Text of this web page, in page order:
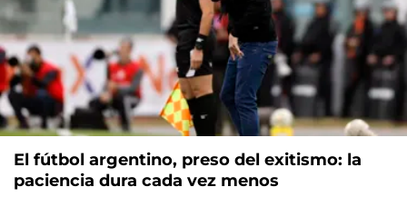
El fútbol argentino, preso del exitismo: la
paciencia dura cada vez menos